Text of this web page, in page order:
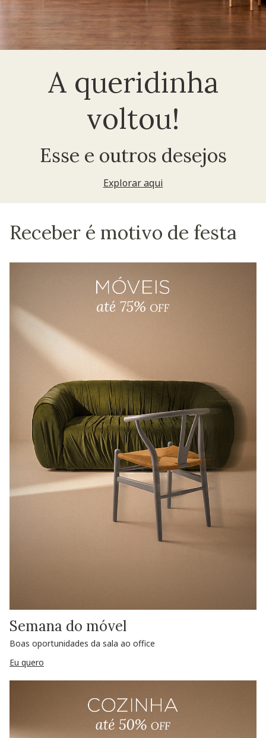
A queridinha
voltou!
Esse e outros desejos
Explorar aqui
Receber é motivo de festa
Semana do móvel
Boas oportunidades da sala ao office
Eu quero